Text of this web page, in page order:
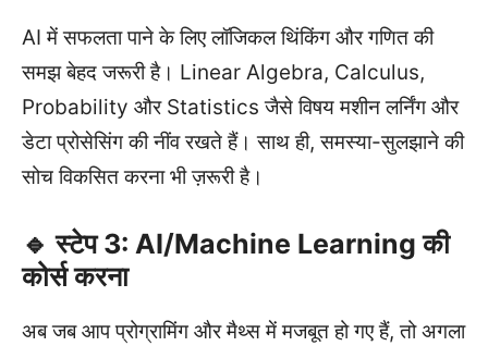
AI में सफलता पाने के लिए लॉजिकल थिंकिंग और गणित की
समझ बेहद जरूरी है। Linear Algebra, Calculus,
Probability और Statistics जैसे विषय मशीन लर्निंग और
डेटा प्रोसेसिंग की नींव रखते हैं। साथ ही, समस्या-सुलझाने की
सोच विकसित करना भी ज़रूरी है।
🔹 स्टेप 3: AI/Machine Learning की
कोर्स करना
अब जब आप प्रोग्रामिंग और मैथ्स में मजबूत हो गए हैं, तो अगला